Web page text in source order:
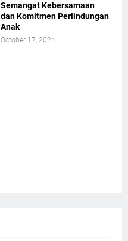
Semangat Kebersamaan
dan Komitmen Perlindungan
Anak
October 17, 2024